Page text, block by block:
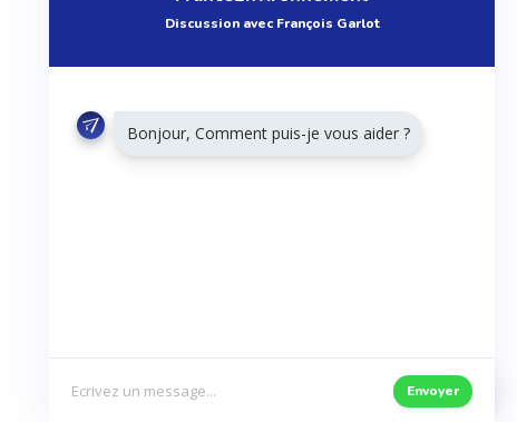
Entreprises
Tutoriels
Articles
Discussion avec François Garlot
Bonjour, Comment puis-je vous aider ?
Envoyer